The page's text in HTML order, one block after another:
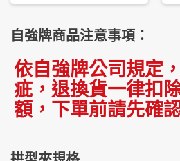
自強牌商品注意事項：
依自強牌公司規定
疵，退換貨一律扣
額，下單前請先確